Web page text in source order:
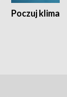
Poczuj klimat